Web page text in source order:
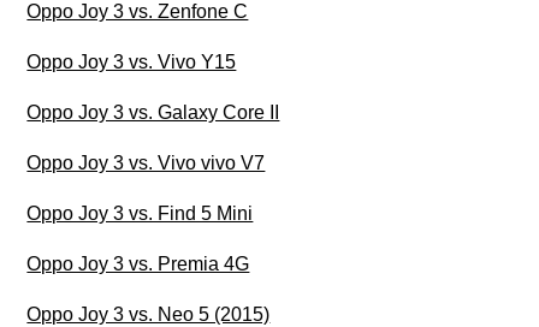
Oppo Joy 3 vs. Zenfone C
Oppo Joy 3 vs. Vivo Y15
Oppo Joy 3 vs. Galaxy Core II
Oppo Joy 3 vs. Vivo vivo V7
Oppo Joy 3 vs. Find 5 Mini
Oppo Joy 3 vs. Premia 4G
Oppo Joy 3 vs. Neo 5 (2015)